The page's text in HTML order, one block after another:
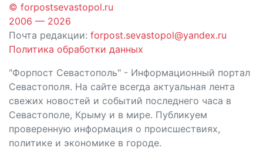
© forpostsevastopol.ru
2006 — 2026
Почта редакции: forpost.sevastopol@yandex.ru
Политика обработки данных
"Форпост Севастополь" - Информационный портал
Севастополя. На сайте всегда актуальная лента
свежих новостей и событий последнего часа в
Севастополе, Крыму и в мире. Публикуем
проверенную информация о происшествиях,
политике и экономике в городе.